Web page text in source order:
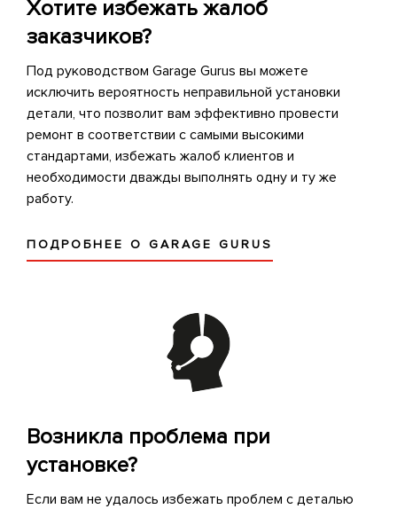
Хотите избежать жалоб
заказчиков?
Под руководством Garage Gurus вы можете
исключить вероятность неправильной установки
детали, что позволит вам эффективно провести
ремонт в соответствии с самыми высокими
стандартами, избежать жалоб клиентов и
необходимости дважды выполнять одну и ту же
работу.
ПОДРОБНЕЕ О GARAGE GURUS
Возникла проблема при
установке?
Если вам не удалось избежать проблем с деталью